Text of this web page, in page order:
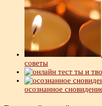
советы
осознанное